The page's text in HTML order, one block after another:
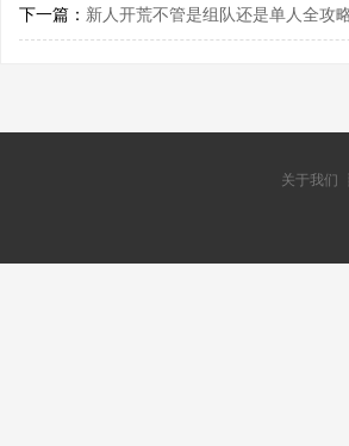
下一篇： 新人开荒不管是组队还是单人全攻
关于我们